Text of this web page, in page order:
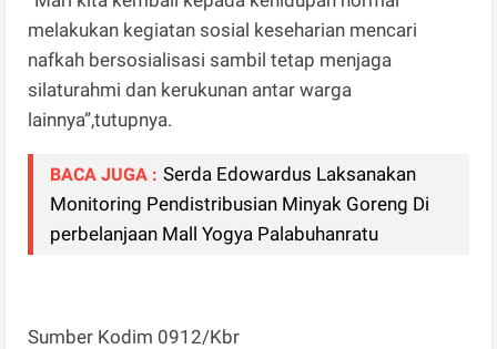
melakukan kegiatan sosial keseharian mencari
nafkah bersosialisasi sambil tetap menjaga
silaturahmi dan kerukunan antar warga
lainnya”,tutupnya.
BACA JUGA : Serda Edowardus Laksanakan
Monitoring Pendistribusian Minyak Goreng Di
perbelanjaan Mall Yogya Palabuhanratu
Sumber Kodim 0912/Kbr